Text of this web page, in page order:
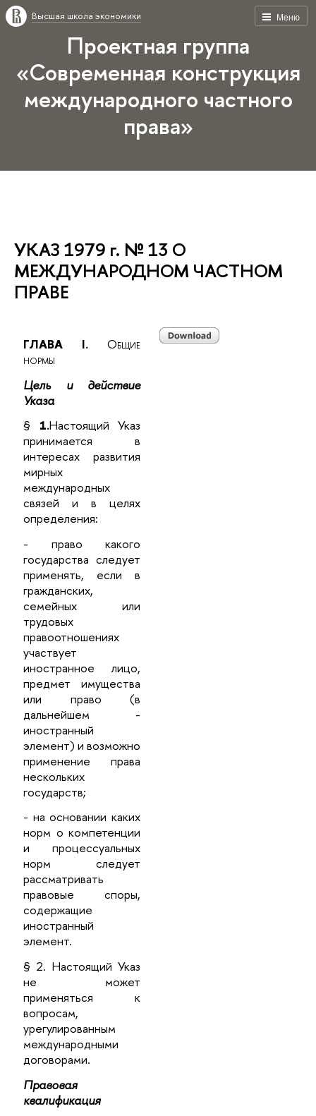
Меню
Высшая школа экономики
Проектная группа
«Современная конструкция
международного частного
права»
УКАЗ 1979 г. № 13 О
МЕЖДУНАРОДНОМ ЧАСТНОМ
ПРАВЕ
ГЛАВА I.Общие
нормы
Цель и действие
Указа
§ 1.Настоящий Указ
принимается в
интересах развития
мирных
международных
связей и в целях
определения:
- право какого
государства следует
применять, если в
гражданских,
семейных или
трудовых
правоотношениях
участвует
иностранное лицо,
предмет имущества
или право (в
дальнейшем -
иностранный
элемент) и возможно
применение права
нескольких
государств;
- на основании каких
норм о компетенции
и процессуальных
норм следует
рассматривать
правовые споры,
содержащие
иностранный
элемент.
§ 2. Настоящий Указ
не может
применяться к
вопросам,
урегулированным
международными
договорами.
Правовая
квалификация